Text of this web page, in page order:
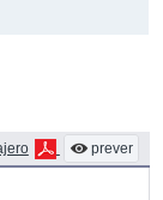
prever